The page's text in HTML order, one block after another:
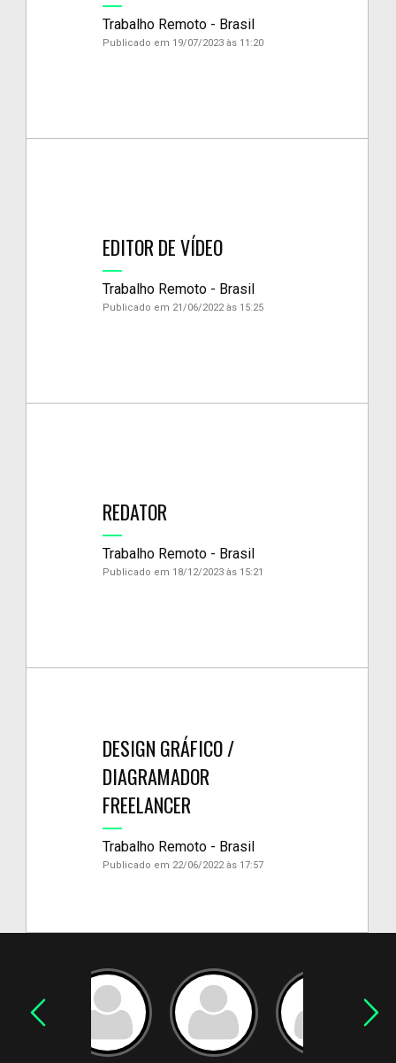
Trabalho Remoto - Brasil
Publicado em 19/07/2023 às 11:20
EDITOR DE VÍDEO
Trabalho Remoto - Brasil
Publicado em 21/06/2022 às 15:25
REDATOR
Trabalho Remoto - Brasil
Publicado em 18/12/2023 às 15:21
DESIGN GRÁFICO /
DIAGRAMADOR
FREELANCER
Trabalho Remoto - Brasil
Publicado em 22/06/2022 às 17:57